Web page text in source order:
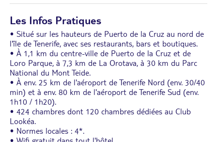
Les Infos Pratiques
• Situé sur les hauteurs de Puerto de la Cruz au nord de
l'île de Tenerife, avec ses restaurants, bars et boutiques.
• À 1,1 km du centre-ville de Puerto de la Cruz et de
Loro Parque, à 7,3 km de La Orotava, à 30 km du Parc
National du Mont Teide.
• À env. 25 km de l'aéroport de Tenerife Nord (env. 30/40
min) et à env. 80 km de l'aéroport de Tenerife Sud (env.
1h10 / 1h20).
• 424 chambres dont 120 chambres dédiées au Club
Lookéa.
• Normes locales : 4*.